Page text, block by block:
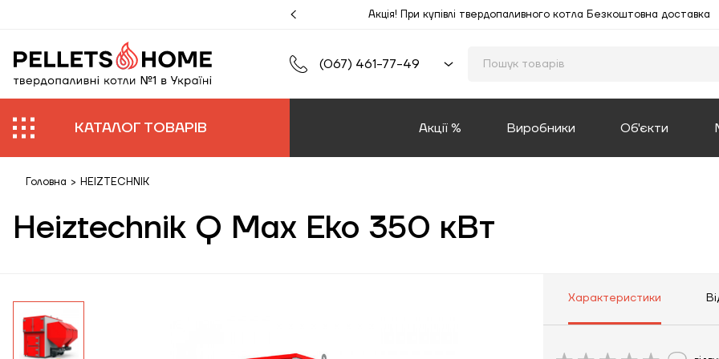
Акція! При купівлі твердопаливного котла Безкоштовна доставка
(067) 461-77-49
КАТАЛОГ ТОВАРІВ Акції % Виробники Об'єкти
Головна > HEIZTECHNIK
Heiztechnik Q Max Eko 350 кВт
Характеристики